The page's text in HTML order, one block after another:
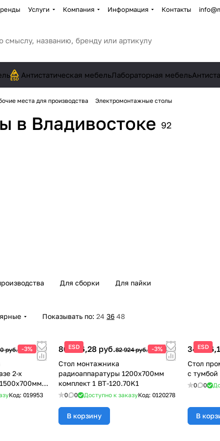
Услуги Компания Информация Контакты
Антистатическая мебельЛабораторная мебель
места для производства Электромонтажные столы
в Владивостоке 92
Для сборки Для пайки
Показывать по: 24 36 48
руб. -3%
2-х
Код: 019953
ESD
80 436,28 руб.82 924 руб. -3%
Стол монтажника
радиоаппаратуры 1200x700мм
комплект 1 BT-120.70K1
0 0 Доступно к заказуКод: 0120278
В корзину
ESD
34
Стол
с
0 0
В